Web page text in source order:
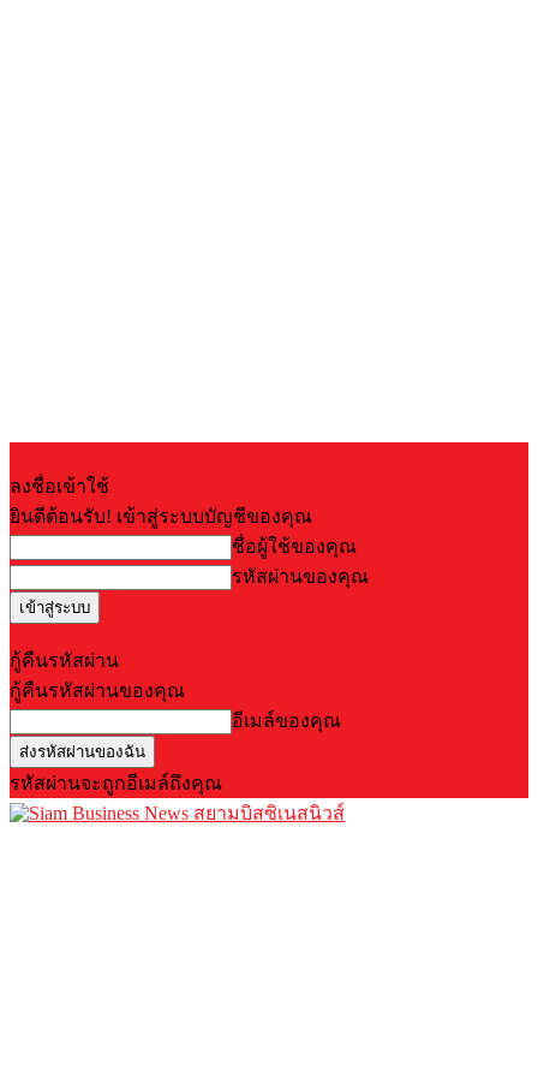
ลงชื่อเข้าใช้
ยินดีต้อนรับ! เข้าสู่ระบบบัญชีของคุณ
ชื่อผู้ใช้ของคุณ
รหัสผ่านของคุณ
กู้คืนรหัสผ่าน
กู้คืนรหัสผ่านของคุณ
อีเมล์ของคุณ
รหัสผ่านจะถูกอีเมล์ถึงคุณ
สยามบิสซิเนสนิวส์